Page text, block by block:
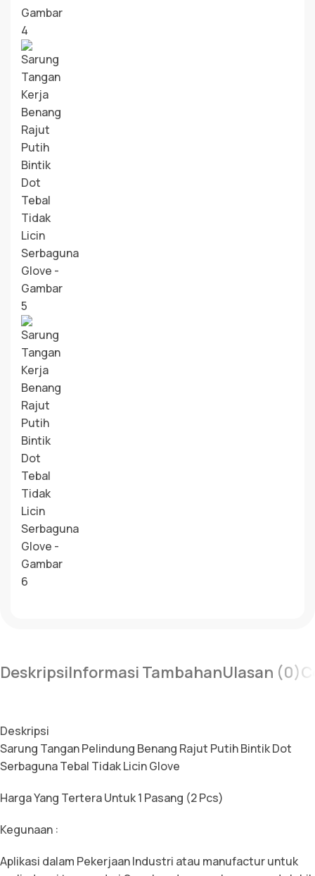
DeskripsiInformasi TambahanUlasan (0)
Deskripsi
Sarung Tangan Pelindung Benang Rajut Putih Bintik Dot
Serbaguna Tebal Tidak Licin Glove
Harga Yang Tertera Untuk 1 Pasang (2 Pcs)
Kegunaan :
Aplikasi dalam Pekerjaan Industri atau manufactur untuk